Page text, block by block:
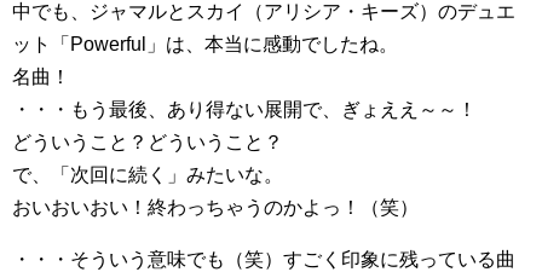
中でも、ジャマルとスカイ（アリシア・キーズ）のデュエ
ット「Powerful」は、本当に感動でしたね。
名曲！
・・・もう最後、あり得ない展開で、ぎょええ～～！
どういうこと？どういうこと？
で、「次回に続く」みたいな。
おいおいおい！終わっちゃうのかよっ！（笑）
・・・そういう意味でも（笑）すごく印象に残っている曲